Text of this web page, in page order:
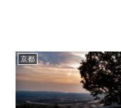
京都